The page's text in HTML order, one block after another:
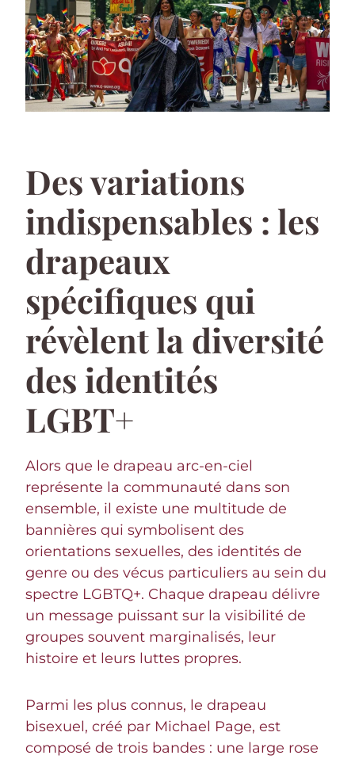
Des variations
indispensables : les
drapeaux
spécifiques qui
révèlent la diversité
des identités
LGBT+
Alors que le drapeau arc-en-ciel
représente la communauté dans son
ensemble, il existe une multitude de
bannières qui symbolisent des
orientations sexuelles, des identités de
genre ou des vécus particuliers au sein du
spectre LGBTQ+. Chaque drapeau délivre
un message puissant sur la visibilité de
groupes souvent marginalisés, leur
histoire et leurs luttes propres.
Parmi les plus connus, le drapeau
bisexuel, créé par Michael Page, est
composé de trois bandes : une large rose